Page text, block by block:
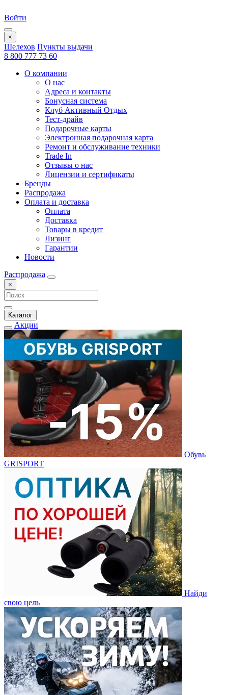
Войти
×
Шелехов Пункты выдачи
8 800 777 73 60
О компании
О нас
Адреса и контакты
Бонусная система
Клуб Активный Отдых
Тест-драйв
Подарочные карты
Электронная подарочная карта
Ремонт и обслуживание техники
Trade In
Отзывы о нас
Лицензии и сертификаты
Бренды
Распродажа
Оплата и доставка
Оплата
Доставка
Товары в кредит
Лизинг
Гарантии
Новости
Распродажа
×
Каталог
Акции
Обувь
GRISPORT
Найди
свою цель